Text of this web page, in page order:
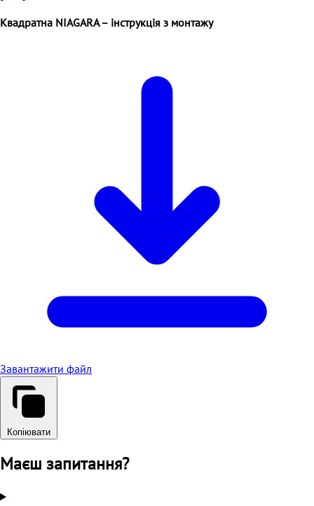
Квадратна NIAGARA – інструкція з монтажу
Завантажити файл
Копіювати
Маєш запитання?